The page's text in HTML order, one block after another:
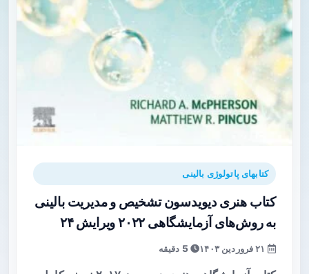
کتابهای پاتولوژی بالینی
کتاب هنری دیویدسون تشخیص و مدیریت بالینی
به روش‌های آزمایشگاهی ۲۰۲۲ ویرایش ۲۴
5 دقیقه